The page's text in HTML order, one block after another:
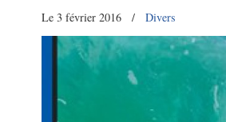
Le 3 février 2016 / Divers